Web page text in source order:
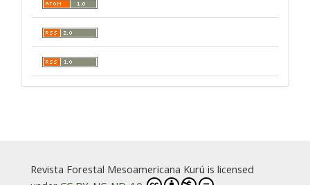
Revista Forestal Mesoamericana Kurú is licensed